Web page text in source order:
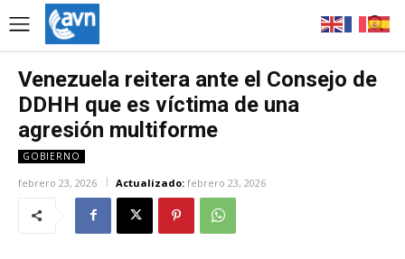
Venezuela reitera ante el Consejo de
DDHH que es víctima de una
agresión multiforme
GOBIERNO
febrero 23, 2026 Actualizado: febrero 23, 2026